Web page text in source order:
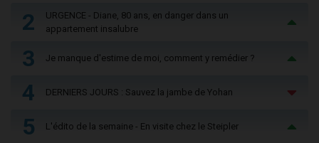
2
URGENCE - Diane, 80 ans, en danger dans un
appartement insalubre
3 Je manque d'estime de moi, comment y remédier ?
4 DERNIERS JOURS : Sauvez la jambe de Yohan
5 L'édito de la semaine - En visite chez le Steipler